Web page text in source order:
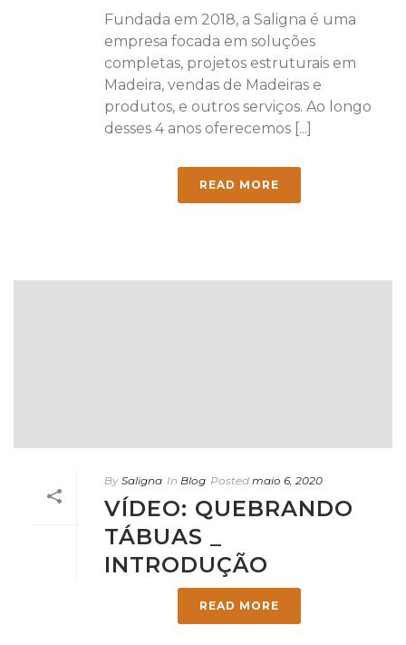
Fundada em 2018, a Saligna é uma
empresa focada em soluções
completas, projetos estruturais em
Madeira, vendas de Madeiras e
produtos, e outros serviços. Ao longo
desses 4 anos oferecemos [...]
READ MORE
By Saligna In Blog Posted maio 6, 2020
VÍDEO: QUEBRANDO
TÁBUAS _
INTRODUÇÃO
READ MORE